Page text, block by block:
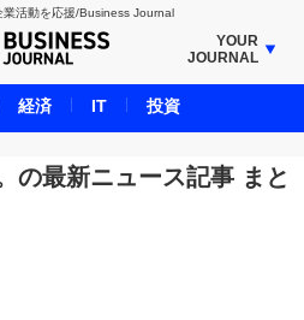
業活動を応援/Business Journal
YOUR
JOURNAL
JOURNAL
JOURNAL
CREDITS JOURNAL
の最新ニュース記事 まと
経済 IT 投資